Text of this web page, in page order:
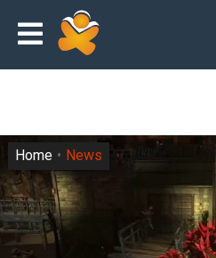
Home News